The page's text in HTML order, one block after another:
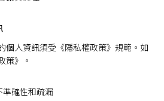
個人資訊須受《隱私權政策》規範。如
策》。
準確性和疏漏